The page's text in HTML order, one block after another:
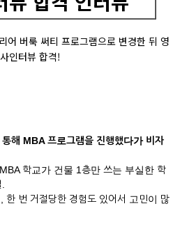
어 버룩 써티 프로그램으로 변경한 뒤 영
사인터뷰 합격!
통해 MBA 프로그램을 진행했다가 비자
학교가 건물 1층만 쓰는 부실한 학
한 번 거절당한 경험도 있어서 고민이 많